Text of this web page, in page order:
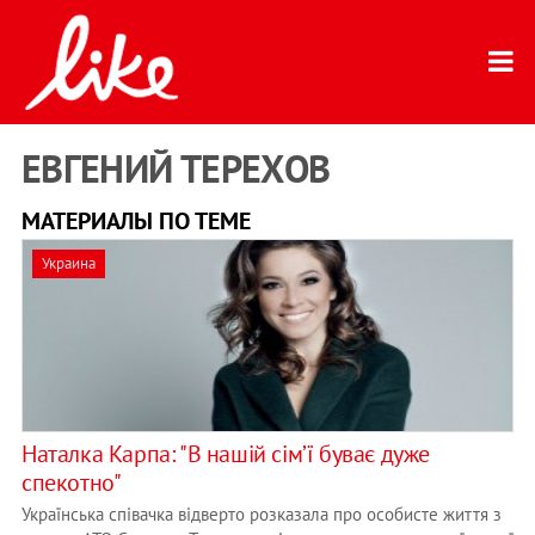
ЕВГЕНИЙ ТЕРЕХОВ
МАТЕРИАЛЫ ПО ТЕМЕ
Украина
Наталка Карпа: "В нашій сім’ї буває дуже
спекотно"
Українська співачка відверто розказала про особисте життя з